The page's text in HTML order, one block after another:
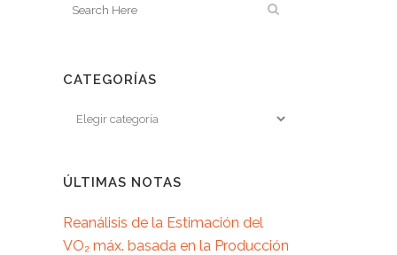
CATEGORÍAS
ÚLTIMAS NOTAS
Reanálisis de la Estimación del
VO₂ máx. basada en la Producción